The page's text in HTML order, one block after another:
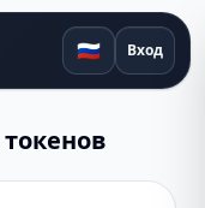
🇷🇺 Вход